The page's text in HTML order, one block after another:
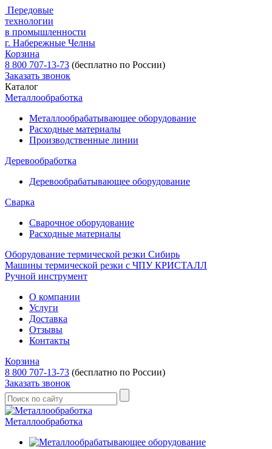
Передовые
технологии
в промышленности
г. Набережные Челны
Корзина
8 800 707-13-73 (бесплатно по России)
Заказать звонок
Каталог
Металлообработка
Металлообрабатывающее оборудование
Расходные материалы
Производственные линии
Деревообработка
Деревообрабатывающее оборудование
Сварка
Сварочное оборудование
Расходные материалы
Оборудование термической резки Сибирь
Машины термической резки с ЧПУ КРИСТАЛЛ
Ручной инструмент
О компании
Услуги
Доставка
Отзывы
Контакты
Корзина
8 800 707-13-73 (бесплатно по России)
Заказать звонок
Металлообработка